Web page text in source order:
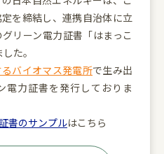
を締結し、連携自治体に立
リーン電力証書「はまっこ
た。
バイオマス発電所で生み出
電力証書を発行しておりま
書のサンプルはこちら